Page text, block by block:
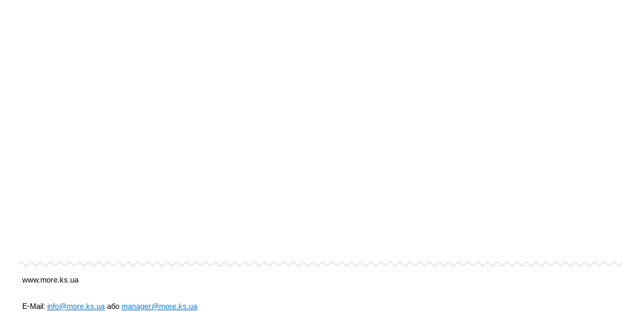
www.more.ks.ua
E-Mail: info@more.ks.uaабо manager@more.ks.ua